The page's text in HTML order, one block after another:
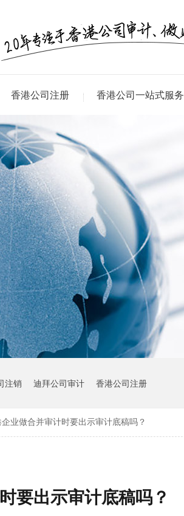
香港公司注册 香港公司一站式服务
注销 迪拜公司审计 香港公司注册
业做合并审计时要出示审计底稿吗？
要出示审计底稿吗？